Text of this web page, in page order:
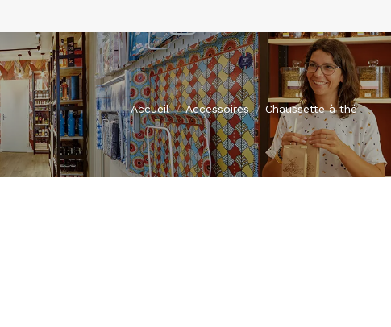
Vous êtes ici :
Accueil Accessoires Chaussette à thé